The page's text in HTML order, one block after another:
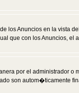
los Anuncios en la
que con los Anuncios,
por el administrador
son autom�ticamente